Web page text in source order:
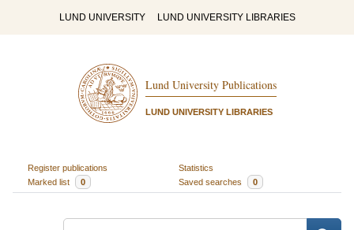
LUND UNIVERSITY LUND UNIVERSITY LIBRARIES
Lund University Publications
LUND UNIVERSITY LIBRARIES
Register publications
Statistics
Marked list
0 Saved searches 0